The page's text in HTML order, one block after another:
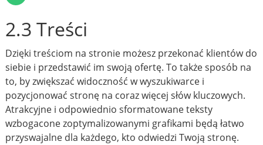
2.3 Treści
Dzięki treściom na stronie możesz przekonać klientów do
siebie i przedstawić im swoją ofertę. To także sposób na
to, by zwiększać widoczność w wyszukiwarce i
pozycjonować stronę na coraz więcej słów kluczowych.
Atrakcyjne i odpowiednio sformatowane teksty
wzbogacone zoptymalizowanymi grafikami będą łatwo
przyswajalne dla każdego, kto odwiedzi Twoją stronę.